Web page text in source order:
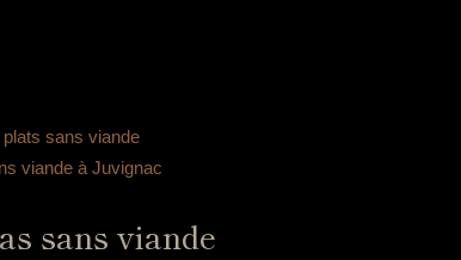
sans viande
viande à Juvignac
sans viande